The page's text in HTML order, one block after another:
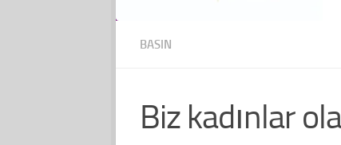
BASIN
Biz kadınlar